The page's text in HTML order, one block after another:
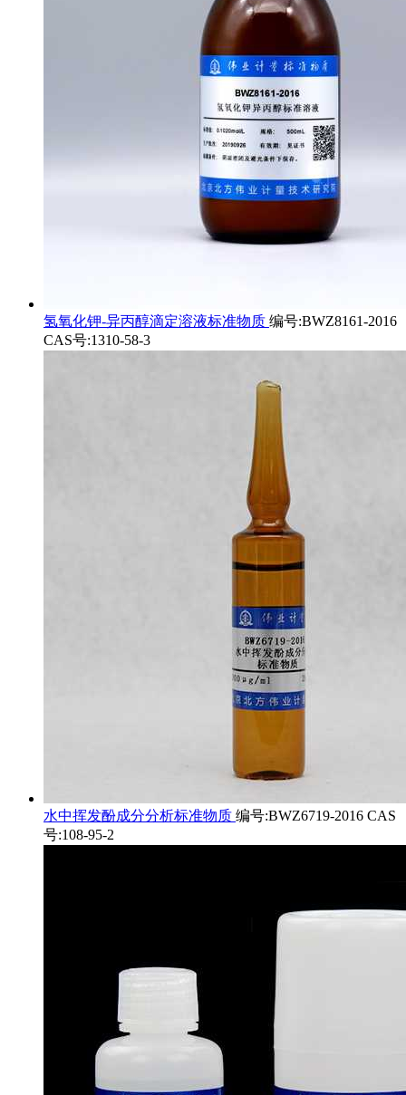
氢氧化钾-异丙醇滴定溶液标准物质 编号:BWZ8161-2016
CAS号:1310-58-3
水中挥发酚成分分析标准物质 编号:BWZ6719-2016 CAS
号:108-95-2